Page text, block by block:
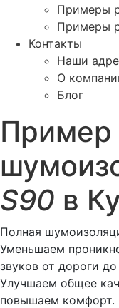
Примеры
Примеры
Контакты
Наши
О
Блог
Пример
S90 в
Полная
Уменьшаем
звуков от дороги до
Улучшаем общее
повышаем комфорт.